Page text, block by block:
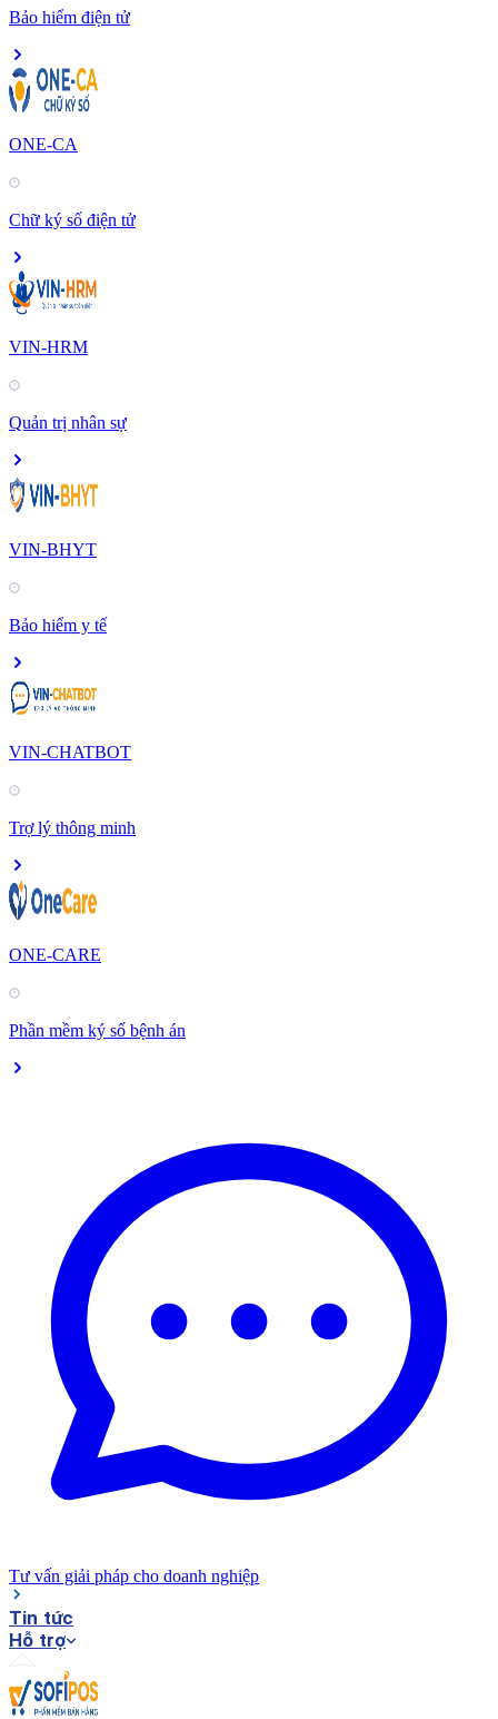
Bảo hiểm điện tử
ONE-CA
Chữ ký số điện tử
VIN-HRM
Quản trị nhân sự
VIN-BHYT
Bảo hiểm y tế
VIN-CHATBOT
Trợ lý thông minh
ONE-CARE
Phần mềm ký số bệnh án
Tư vấn giải pháp cho doanh nghiệp
Tin tức
Hỗ trợ